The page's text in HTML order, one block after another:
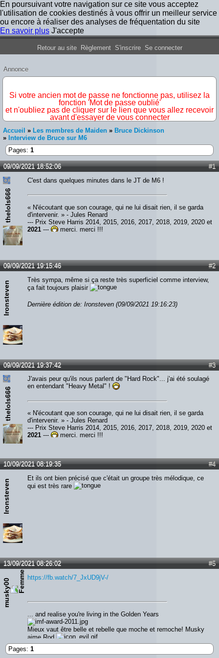
En poursuivant votre navigation sur ce site vous acceptez
l'utilisation de cookies destinés à vous offrir un meilleur service
ou encore à réaliser des analyses de fréquentation du site
En savoir plus J'accepte
Forum Iron Maiden France
Retour au site Règlement S'inscrire Se connecter
Annonce
Si votre ancien mot de passe ne fonctionne pas, utilisez la
fonction 'Mot de passe oublié'
et n'oubliez pas de cliquer sur le lien que vous allez recevoir
avant d'essayer de vous connecter
Accueil » Les membres de Maiden » Bruce Dickinson
» Interview de Bruce sur M6
Pages: 1
#1
09/09/2021 18:52:06
thelols666
C'est dans quelques minutes dans le JT de M6 !
« N'écoutant que son courage, qui ne lui disait rien, il se garda
d'intervenir. » - Jules Renard
--- Prix Steve Harris 2014, 2015, 2016, 2017, 2018, 2019, 2020 et
2021 --- merci, merci !!!
#2
09/09/2021 19:15:46
Ironsteven
Très sympa, même si ça reste très superficiel comme interview,
ça fait toujours plaisir
Dernière édition de: Ironsteven (09/09/2021 19:16:23)
#3
09/09/2021 19:37:42
thelols666
J'avais peur qu'ils nous parlent de "Hard Rock"... j'ai été soulagé
en entendant "Heavy Metal" !
« N'écoutant que son courage, qui ne lui disait rien, il se garda
d'intervenir. » - Jules Renard
--- Prix Steve Harris 2014, 2015, 2016, 2017, 2018, 2019, 2020 et
2021 --- merci, merci !!!
#4
10/09/2021 08:19:35
Ironsteven
Et ils ont bien précisé que c'était un groupe très mélodique, ce
qui est très rare
#5
13/09/2021 08:26:02
musky00
https://fb.watch/7_JxUD9jV-/
... and realise you're living in the Golden Years
Mieux vaut être belle et rebelle que moche et remoche! Musky
aime Rod
Pages: 1